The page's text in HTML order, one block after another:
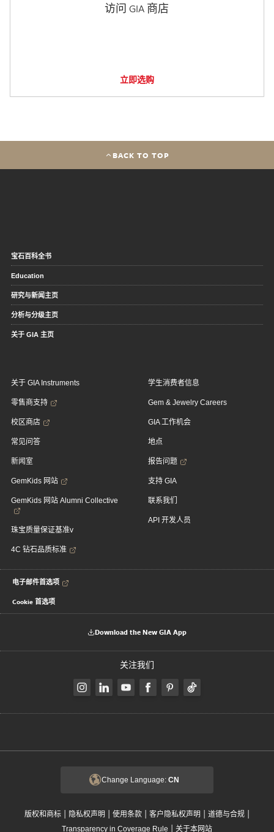
访问 GIA 商店
立即选购
BACK TO TOP
宝石百科全书
Education
研究与新闻主页
分析与分级主页
关于 GIA 主页
关于 GIA Instruments
零售商支持
校区商店
常见问答
新闻室
GemKids 网站
GemKids 网站 Alumni Collective
珠宝质量保证基准v
4C 钻石品质标准
学生消费者信息
Gem & Jewelry Careers
GIA 工作机会
地点
报告问题
支持 GIA
联系我们
API 开发人员
电子邮件首选项
Cookie 首选项
Download the New GIA App
关注我们
Change Language: CN
版权和商标 | 隐私权声明 | 使用条款 | 客户隐私权声明 | 道德与合规 |
Transparency in Coverage Rule | 关于本网站